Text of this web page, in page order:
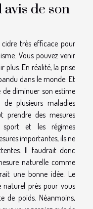
de son
très efficace pour
Vous pouvez venir
plus. En réalité, la prise
dans le monde. Et
de diminuer son estime
plusieurs maladies
prendre des mesures
et les régimes
importantes, ils ne
Il faudrait donc
naturelle comme
une bonne idée. Le
naturel près pour vous
de poids. Néanmoins,